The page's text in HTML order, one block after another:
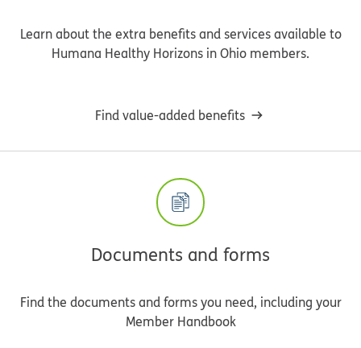
Learn about the extra benefits and services available to
Humana Healthy Horizons in Ohio members.
Find value-added benefits
Documents and forms
Find the documents and forms you need, including your
Member Handbook